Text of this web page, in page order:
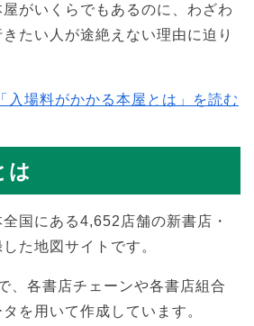
がいくらでもあるのに、わざわ
たい人が途絶えない理由に迫り
「入場料がかかる本屋とは」を読む
は
国にある4,652店舗の新書店・
た地図サイトです。
、各書店チェーンや各書店組合
を用いて作成しています。